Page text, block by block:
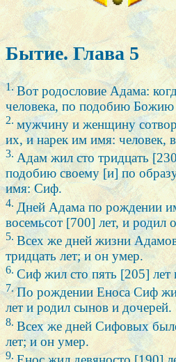
Бытие. Глава 5
1.Вот родословие Адама:
человека, по подобию Божию
2.мужчину и женщину
их, и нарек им имя: человек,
3.Адам жил сто тридцать
подобию своему [и] по
имя: Сиф.
4. Дней Адама по рождении
восемьсот [700] лет, и родил
5. Всех же дней жизни
тридцать лет; и он умер.
6. Сиф жил сто пять [205] лет
7.По рождении Еноса Сиф
лет и родил сынов и дочерей.
8. Всех же дней Сифовых
лет; и он умер.
9.